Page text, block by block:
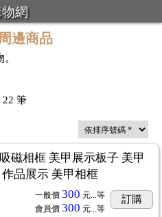
物網
邊商品
22 筆
磁相框 美甲展示板子 美甲
品展示 美甲相框
一般價 300 元...等
會員價 300 元...等
訂購